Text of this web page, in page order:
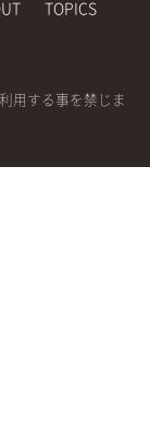
TOPICS
用する事を禁じま